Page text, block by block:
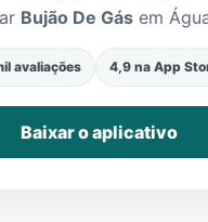
Bujão De Gás em
avaliações 4,9 na App
Baixar o aplicativo